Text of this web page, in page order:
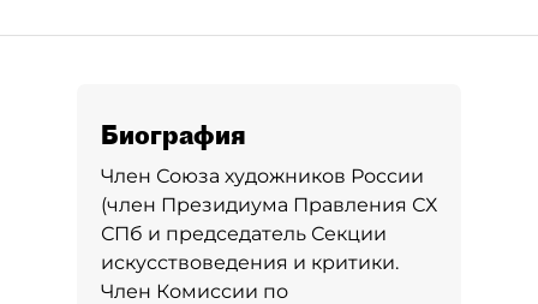
Биография
Член Союза художников России
(член Президиума Правления СХ
СПб и председатель Секции
искусствоведения и критики.
Член Комиссии по